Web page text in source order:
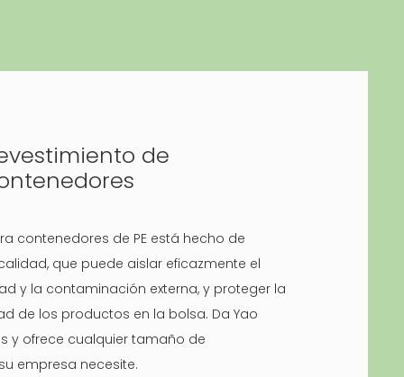
de
contenedores de PE está hecho de
que puede aislar eficazmente el
y la contaminación externa, y proteger la
de los productos en la bolsa. Da Yao
y ofrece cualquier tamaño de
empresa necesite.